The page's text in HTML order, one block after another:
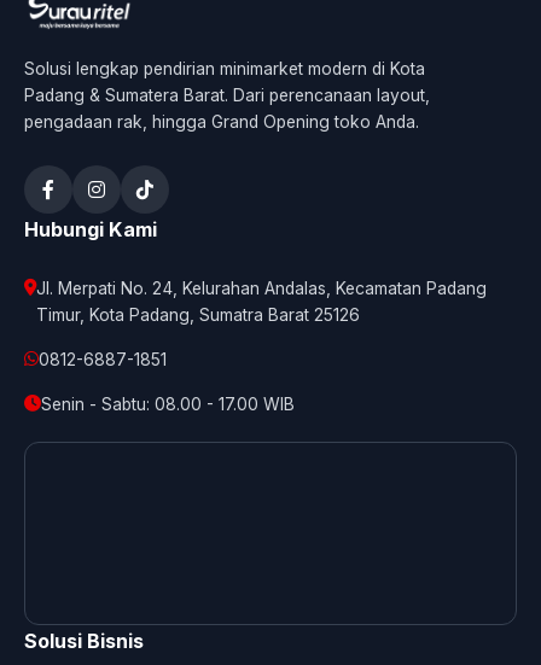
Solusi lengkap pendirian minimarket modern di Kota
Padang & Sumatera Barat. Dari perencanaan layout,
pengadaan rak, hingga Grand Opening toko Anda.
Hubungi Kami
Jl. Merpati No. 24, Kelurahan Andalas, Kecamatan Padang
Timur, Kota Padang, Sumatra Barat 25126
0812-6887-1851
Senin - Sabtu: 08.00 - 17.00 WIB
Solusi Bisnis